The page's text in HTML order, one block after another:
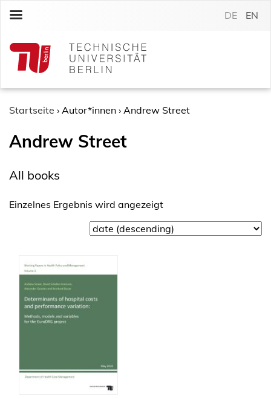
c
DE EN
Startseite › Autor*innen › Andrew Street
Andrew Street
All books
Einzelnes Ergebnis wird angezeigt